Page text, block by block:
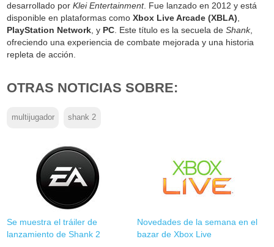
desarrollado porKlei Entertainment. Fue lanzado en 2012 y está
disponible en plataformas comoXbox Live Arcade (XBLA),
PlayStation Network, y PC. Este título es la secuela deShank,
ofreciendo una experiencia de combate mejorada y una historia
repleta de acción.
OTRAS NOTICIAS SOBRE:
multijugador shank 2
Se muestra el tráiler de
lanzamiento de Shank 2
Novedades de la semana en el
bazar de Xbox Live